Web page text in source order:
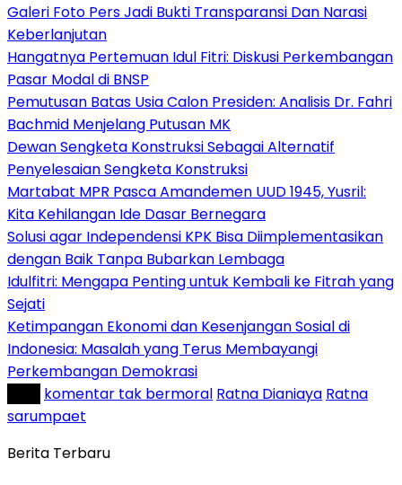
Galeri Foto Pers Jadi Bukti Transparansi Dan Narasi
Keberlanjutan
Hangatnya Pertemuan Idul Fitri: Diskusi Perkembangan
Pasar Modal di BNSP
Pemutusan Batas Usia Calon Presiden: Analisis Dr. Fahri
Bachmid Menjelang Putusan MK
Dewan Sengketa Konstruksi Sebagai Alternatif
Penyelesaian Sengketa Konstruksi
Martabat MPR Pasca Amandemen UUD 1945, Yusril:
Kita Kehilangan Ide Dasar Bernegara
Solusi agar Independensi KPK Bisa Diimplementasikan
dengan Baik Tanpa Bubarkan Lembaga
Idulfitri: Mengapa Penting untuk Kembali ke Fitrah yang
Sejati
Ketimpangan Ekonomi dan Kesenjangan Sosial di
Indonesia: Masalah yang Terus Membayangi
Perkembangan Demokrasi
komentar tak bermoral Ratna Dianiaya Ratna
sarumpaet
Berita Terbaru